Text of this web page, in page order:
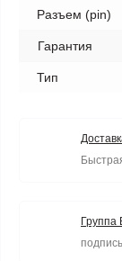
Разъем (pin)
Гарантия
Тип
Группа